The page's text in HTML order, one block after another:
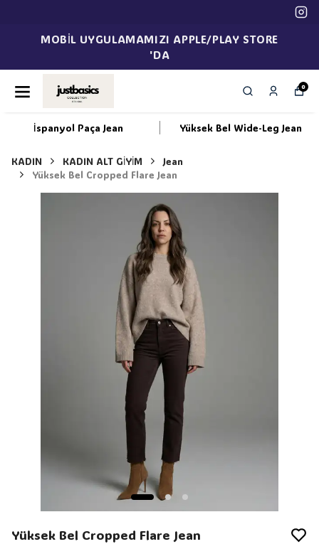
MOBİL UYGULAMAMIZI APPLE/PLAY STORE
'DA
0
İspanyol Paça Jean Yüksek Bel Wide-Leg Jean
KADIN KADIN ALT GİYİM
Jean
Yüksek Bel Cropped Flare Jean
Yüksek Bel Cropped Flare Jean